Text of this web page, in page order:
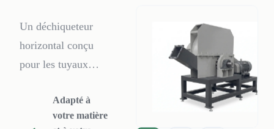
Un déchiqueteur
horizontal conçu
pour les tuyaux
diamètre. La
goulotte
Adapté à
votre matière